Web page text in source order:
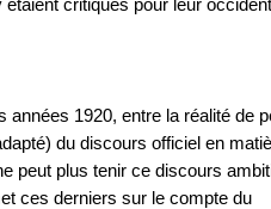
critiqués pour leur
1920, entre la réalité de
du discours officiel en
peut plus tenir ce discours
ces derniers sur le compte du